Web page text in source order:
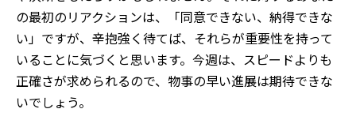
の最初のリアクションは、「同意できない、納得できな
い」ですが、辛抱強く待てば、それらが重要性を持って
いることに気づくと思います。今週は、スピードよりも
正確さが求められるので、物事の早い進展は期待できな
いでしょう。